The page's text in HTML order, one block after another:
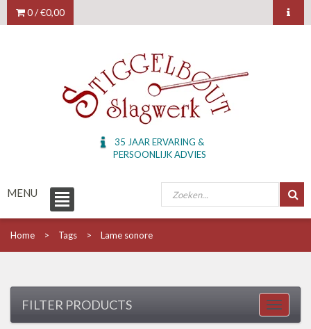
0 /€0,00
35 JAAR ERVARING &
PERSOONLIJK ADVIES
MENU
Home Tags Lame sonore
FILTER PRODUCTS